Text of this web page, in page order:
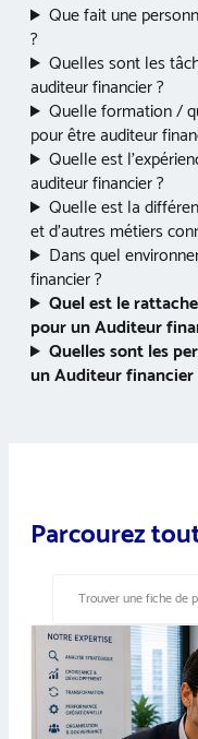
Que fait une
?
Quelles sont les
auditeur financier ?
Quelle formation /
pour être auditeur
Quelle est
auditeur financier ?
Quelle est la
et d’autres métiers
Dans quel
financier ?
Quel est le
pour un Auditeur
Quelles sont les
un Auditeur financier
Parcourez